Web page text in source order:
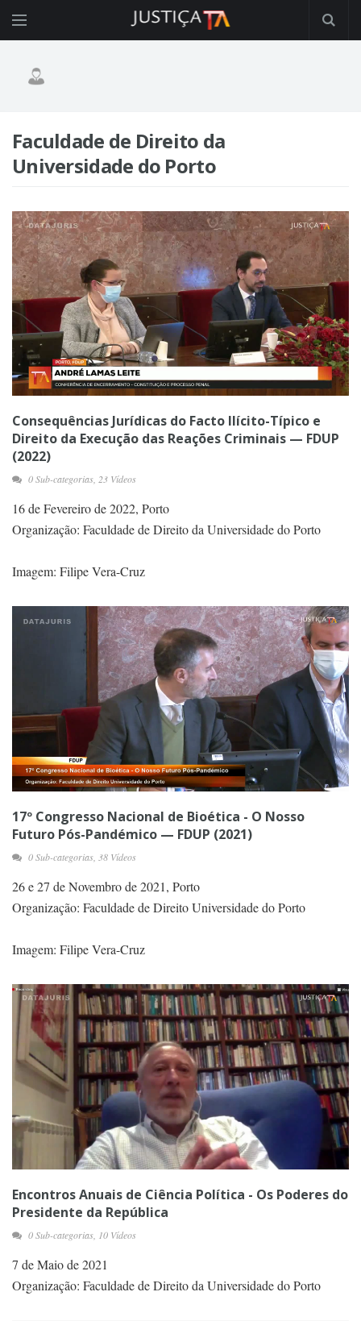
Faculdade de Direito da
Universidade do Porto
Consequências Jurídicas do Facto Ilícito-Típico e
Direito da Execução das Reações Criminais — FDUP
(2022)
0 Sub-categorias, 23 Vídeos
16 de Fevereiro de 2022, Porto
Organização: Faculdade de Direito da Universidade do Porto
Imagem: Filipe Vera-Cruz
17º Congresso Nacional de Bioética - O Nosso
Futuro Pós-Pandémico — FDUP (2021)
0 Sub-categorias, 38 Vídeos
26 e 27 de Novembro de 2021, Porto
Organização: Faculdade de Direito Universidade do Porto
Imagem: Filipe Vera-Cruz
Encontros Anuais de Ciência Política - Os Poderes do
Presidente da República
0 Sub-categorias, 10 Vídeos
7 de Maio de 2021
Organização: Faculdade de Direito da Universidade do Porto